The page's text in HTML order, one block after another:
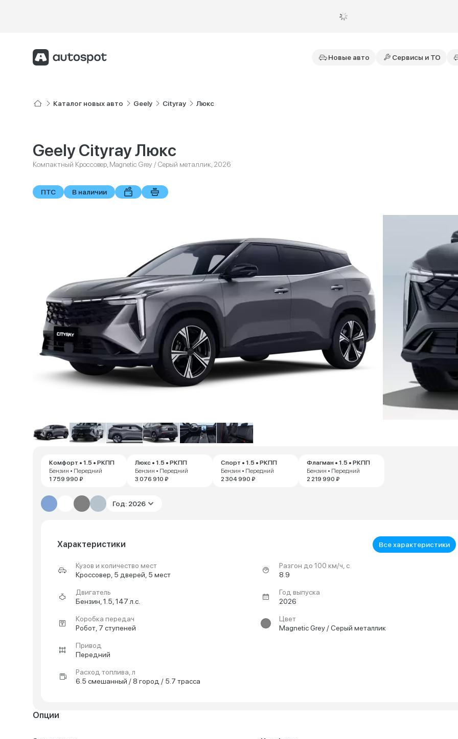
Новые авто Сервисы и ТО
Каталог новых авто Geely Cityray Люкс
Geely Cityray Люкс
Компактный Кроссовер, Magnetic Grey / Серый металлик, 2026
ПТС В наличии
Комфорт • 1.5 • РКПП
Бензин • Передний
1 759 990 ₽
Люкс • 1.5 • РКПП
Бензин • Передний
3 076 910 ₽
Спорт • 1.5 • РКПП
Бензин • Передний
2 304 990 ₽
Флагман • 1.5 • РКПП
Бензин • Передний
2 219 990 ₽
Год: 2026
Характеристики Все характеристики
Кузов и количество мест
Кроссовер, 5 дверей, 5 мест
Двигатель
Бензин, 1.5, 147 л.с.
Коробка передач
Робот, 7 ступеней
Привод
Передний
Расход топлива, л
6.5 смешанный / 8 город / 5.7 трасса
Разгон до 100 км/ч, с
8.9
Год выпуска
2026
Цвет
Magnetic Grey / Серый металлик
Опции